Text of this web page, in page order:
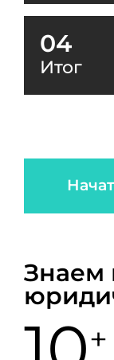
04
Итог
Знаем
+